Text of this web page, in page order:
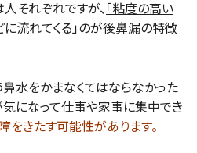
それぞれですが、 「粘度の高い
に流れてくる」のが後鼻漏の特徴
鼻水をかまなくてはならなかった
気になって仕事や家事に集中でき
をきたす可能性があります。